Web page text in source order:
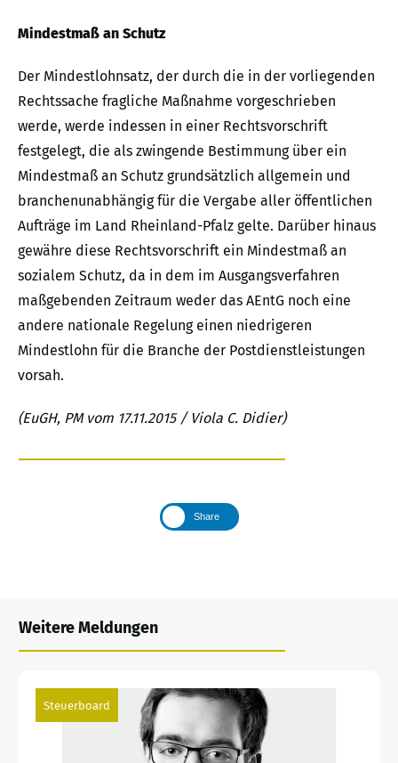
Mindestmaß an Schutz
Der Mindestlohnsatz, der durch die in der vorliegenden
Rechtssache fragliche Maßnahme vorgeschrieben
werde, werde indessen in einer Rechtsvorschrift
festgelegt, die als zwingende Bestimmung über ein
Mindestmaß an Schutz grundsätzlich allgemein und
branchenunabhängig für die Vergabe aller öffentlichen
Aufträge im Land Rheinland-Pfalz gelte. Darüber hinaus
gewähre diese Rechtsvorschrift ein Mindestmaß an
sozialem Schutz, da in dem im Ausgangsverfahren
maßgebenden Zeitraum weder das AEntG noch eine
andere nationale Regelung einen niedrigeren
Mindestlohn für die Branche der Postdienstleistungen
vorsah.
(EuGH, PM vom 17.11.2015 / Viola C. Didier)
Share
Weitere Meldungen
Steuerboard